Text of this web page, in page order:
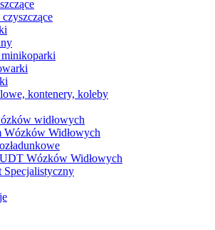
kontenery, koleby
widłowych
Wózków Widłowych
Wózków Widłowych
Specjalistyczny